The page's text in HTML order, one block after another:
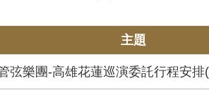
主題
弦樂團-高雄花蓮巡演委託行程安排